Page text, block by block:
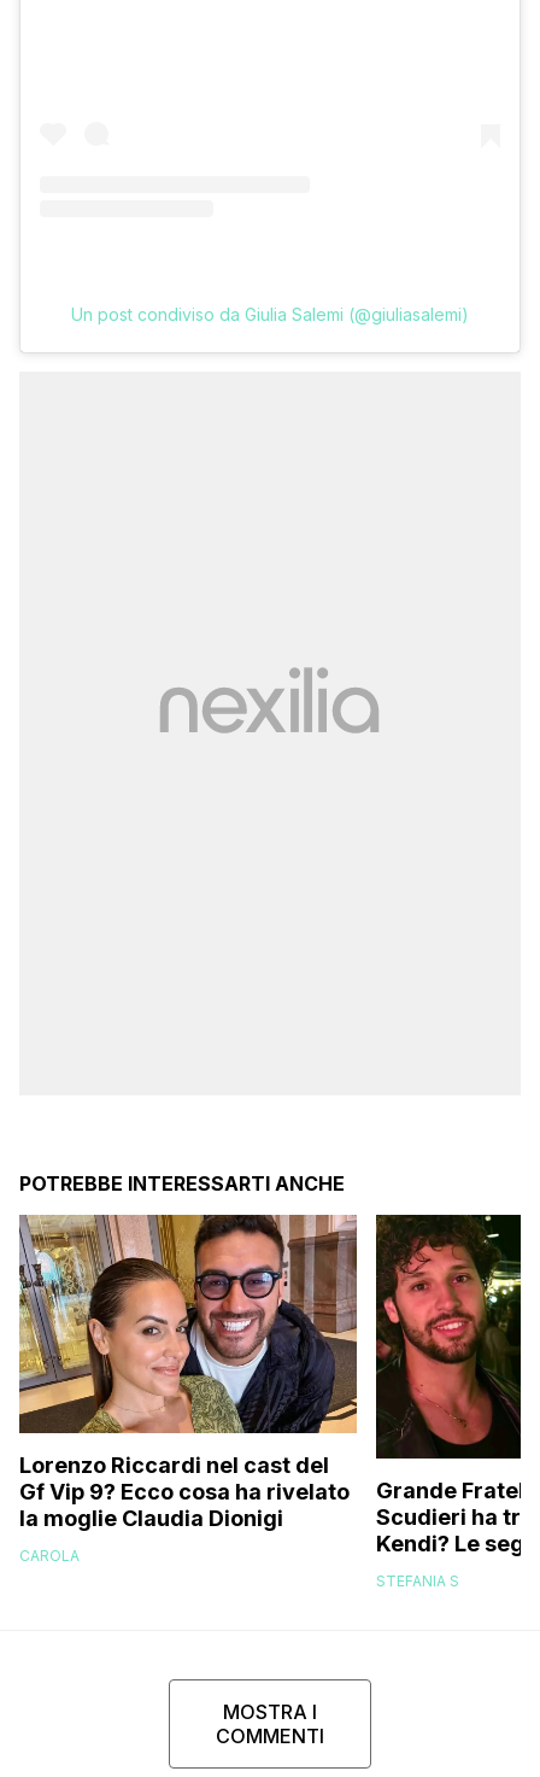
Un post condiviso da Giulia Salemi (@giuliasalemi)
POTREBBE INTERESSARTI ANCHE
Lorenzo Riccardi nel cast del
Gf Vip 9? Ecco cosa ha rivelato
la moglie Claudia Dionigi
CAROLA
Grande
Scudieri ha
Kendi? Le
replica dell’ex
STEFANIA S
MOSTRA I
COMMENTI